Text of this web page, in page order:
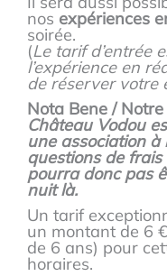
nos expériences
soirée.
(Le tarif d’entrée
l’expérience en
de réserver votre
Nota Bene /
Château Vodou
une association
questions de frais
pourra donc pas
nuit là.
Un tarif
un montant de 6
de 6 ans) pour
horaires.